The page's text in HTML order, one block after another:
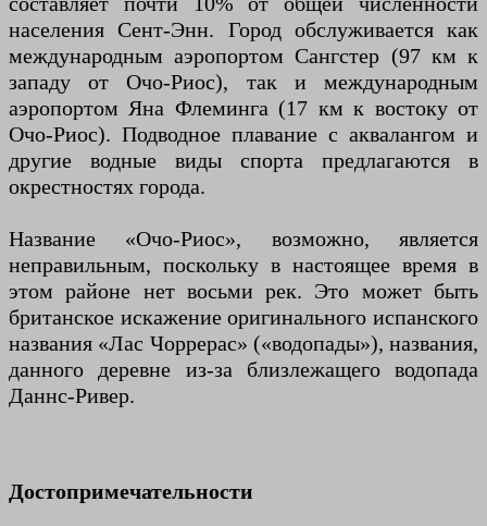
населения Сент-Энн. Город обслуживается как
международным аэропортом Сангстер (97 км к
западу от Очо-Риос), так и международным
аэропортом Яна Флеминга (17 км к востоку от
Очо-Риос). Подводное плавание с аквалангом и
другие водные виды спорта предлагаются в
окрестностях города.
Название «Очо-Риос», возможно, является
неправильным, поскольку в настоящее время в
этом районе нет восьми рек. Это может быть
британское искажение оригинального испанского
названия «Лас Чоррерас» («водопады»), названия,
данного деревне из-за близлежащего водопада
Даннс-Ривер.
Достопримечательности